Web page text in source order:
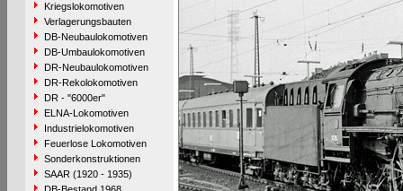
Kriegslokomotiven
Verlagerungsbauten
DB-Neubaulokomotiven
DB-Umbaulokomotiven
DR-Neubaulokomotiven
DR-Rekolokomotiven
DR - "6000er"
ELNA-Lokomotiven
Industrielokomotiven
Feuerlose Lokomotiven
Sonderkonstruktionen
SAAR (1920 - 1935)